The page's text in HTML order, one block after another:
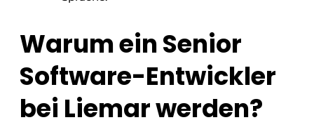
Warum ein Senior
Software-Entwickler
bei Liemar werden?